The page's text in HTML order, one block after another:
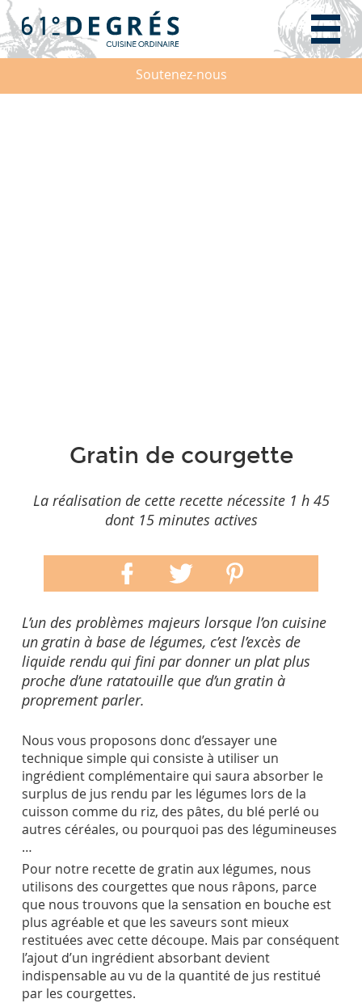
Soutenez-nous
Gratin de courgette
La réalisation de cette recette nécessite 1 h 45
dont 15 minutes actives
L’un des problèmes majeurs lorsque l’on cuisine
un gratin à base de légumes, c’est l’excès de
liquide rendu qui fini par donner un plat plus
proche d’une ratatouille que d’un gratin à
proprement parler.
Nous vous proposons donc d’essayer une
technique simple qui consiste à utiliser un
ingrédient complémentaire qui saura absorber le
surplus de jus rendu par les légumes lors de la
cuisson comme du riz, des pâtes, du blé perlé ou
autres céréales, ou pourquoi pas des légumineuses
…
Pour notre recette de gratin aux légumes, nous
utilisons des courgettes que nous râpons, parce
que nous trouvons que la sensation en bouche est
plus agréable et que les saveurs sont mieux
restituées avec cette découpe. Mais par conséquent
l’ajout d’un ingrédient absorbant devient
indispensable au vu de la quantité de jus restitué
par les courgettes.